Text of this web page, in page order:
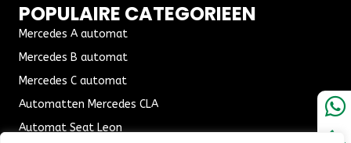
POPULAIRE CATEGORIEEN
Mercedes A automat
Mercedes B automat
Mercedes C automat
Automatten Mercedes CLA
Automat Seat Leon